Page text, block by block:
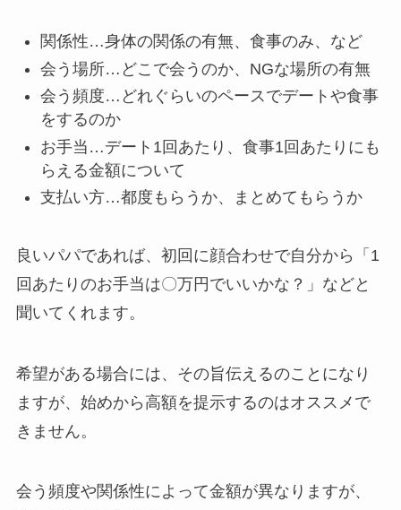
関係性…身体の関係の有無、食事のみ、など
会う場所…どこで会うのか、NGな場所の有無
会う頻度…どれぐらいのペースでデートや食事
をするのか
お手当…デート1回あたり、食事1回あたりにも
らえる金額について
支払い方…都度もらうか、まとめてもらうか
良いパパであれば、初回に顔合わせで自分から「1
回あたりのお手当は〇万円でいいかな？」などと
聞いてくれます。
希望がある場合には、その旨伝えるのことになり
ますが、始めから高額を提示するのはオススメで
きません。
会う頻度や関係性によって金額が異なりますが、